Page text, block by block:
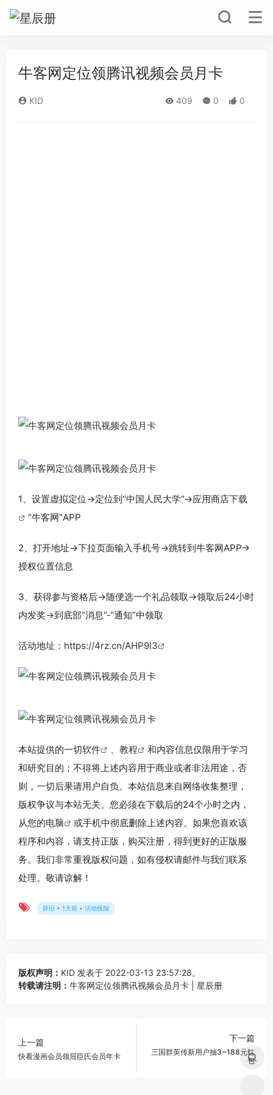
牛客网定位领腾讯视频会员月卡
KID 409 0 0
1、设置虚拟定位->定位到“中国人民大学”->应用商店下载
“牛客网”APP
2、打开地址->下拉页面输入手机号->跳转到牛客网APP->
授权位置信息
3、获得参与资格后->随便选一个礼品领取->领取后24小时
内发奖->到底部”消息”-“通知”中领取
活动地址： https://4rz.cn/AHP9l3
本站提供的一切软件 教程
和内容信息仅限用于学习
和研究目的；不得将上述内容用于商业或者非法用途，否
则，一切后果请用户自负。本站信息来自网络收集整理，
版权争议与本站无关。您必须在下载后的24个小时之内，
从您的电脑
或手机中彻底删除上述内容。如果您喜欢该
程序和内容，请支持正版，购买注册，得到更好的正版服
务。我们非常重视版权问题，如有侵权请邮件与我们联系
处理。敬请谅解！
辞旧 • 1天前 • 活动线报
版权声明： KID 发表于 2022-03-13 23:57:28。
转载请注明： 牛客网定位领腾讯视频会员月卡 | 星辰册
上一篇
快看漫画会员领屈臣氏会员年卡
下一篇
三国群英传新用户抽3~188元红
包